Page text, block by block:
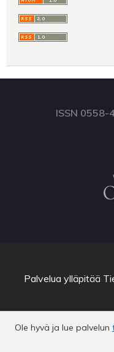
ISSN 0558-
Ole hyvä ja lue palvelun
Palvelua ylläpitää